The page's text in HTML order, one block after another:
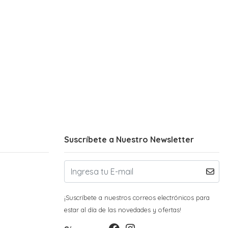
Suscríbete a Nuestro Newsletter
¡Suscríbete a nuestros correos electrónicos para
estar al día de las novedades y ofertas!